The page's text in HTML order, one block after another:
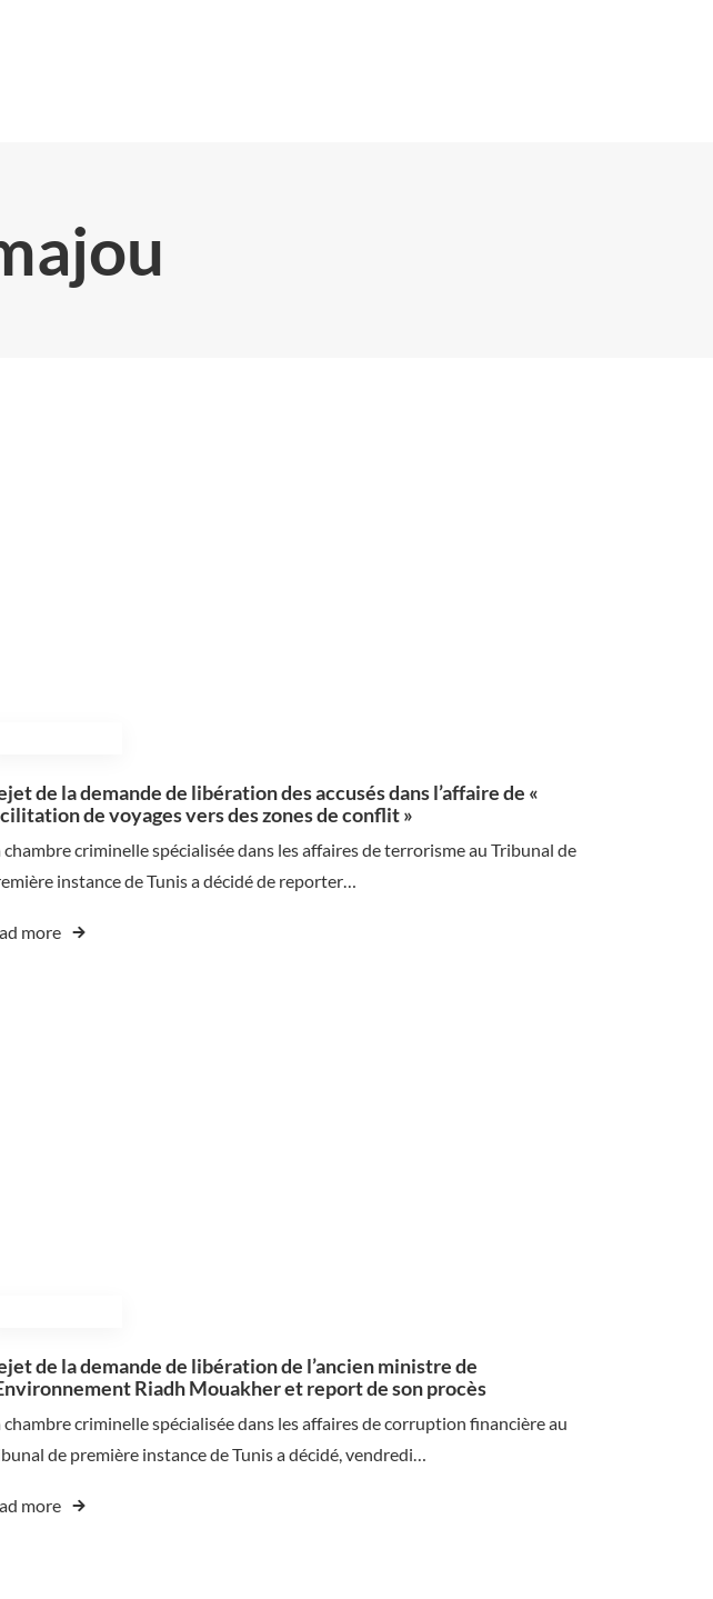
de la demande de libération des accusés dans l’affaire de «
de voyages vers des zones de conflit »
chambre criminelle spécialisée dans les affaires de terrorisme au Tribunal de
instance de Tunis a décidé de reporter…
more
de la demande de libération de l’ancien ministre de
Riadh Mouakher et report de son procès
chambre criminelle spécialisée dans les affaires de corruption financière au
de première instance de Tunis a décidé, vendredi…
more